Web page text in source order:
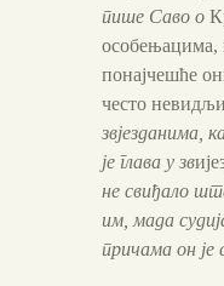
пише Саво о
понајчешће
често
звјезданима,
је глава у зв
не свиђало
им, мада
причама он је